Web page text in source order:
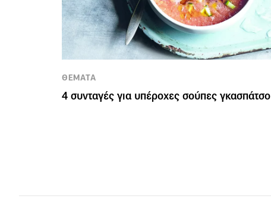
ΘΕΜΑΤΑ
4 συνταγές για υπέροχες σούπες γκασπάτσο